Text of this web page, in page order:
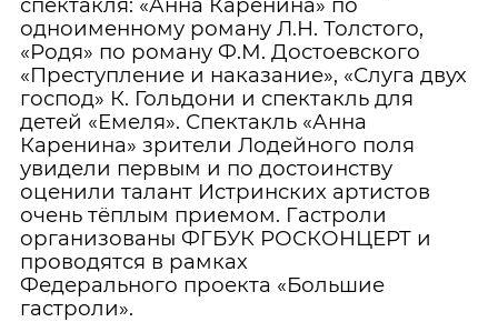
одноименному роману Л.Н. Толстого,
«Родя» по роману Ф.М. Достоевского
«Преступление и наказание», «Слуга двух
господ» К. Гольдони и спектакль для
детей «Емеля». Спектакль «Анна
Каренина» зрители Лодейного поля
увидели первым и по достоинству
оценили талант Истринских артистов
очень тёплым приемом. Гастроли
организованы ФГБУК РОСКОНЦЕРТ и
проводятся в рамках
Федерального проекта «Большие
гастроли».